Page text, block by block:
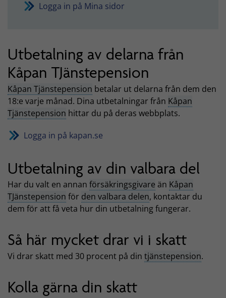
Logga in på Mina sidor
Utbetalning av delarna från
Kåpan TJänstepension
Kåpan Tjänstepension betalar ut delarna från dem den
18:e varje månad. Dina utbetalningar från Kåpan
Tjänstepension hittar du på deras webbplats.
Logga in på kapan.se
Utbetalning av din valbara del
Har du valt en annan försäkringsgivare än Kåpan
TJänstepension för den valbara delen, kontaktar du
dem för att få veta hur din utbetalning fungerar.
Så här mycket drar vi i skatt
Vi drar skatt med 30 procent på din tjänstepension.
Kolla gärna din skatt